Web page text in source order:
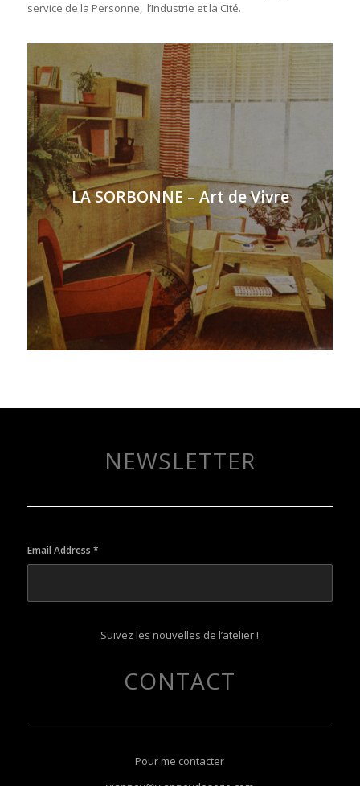
service de la Personne, l’Industrie et la Cité.
LA SORBONNE – Art de Vivre
NEWSLETTER
Email Address *
Suivez les nouvelles de l’atelier !
CONTACT
Pour me contacter